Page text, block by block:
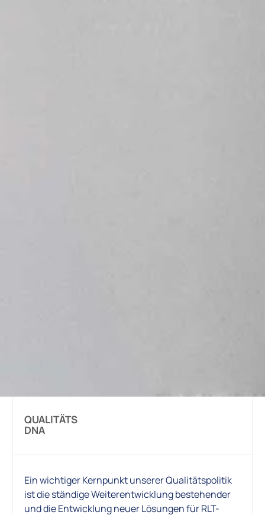
QUALITÄTS
DNA
Ein wichtiger Kernpunkt unserer Qualitätspolitik
ist die ständige Weiterentwicklung bestehender
und die Entwicklung neuer Lösungen für RLT-